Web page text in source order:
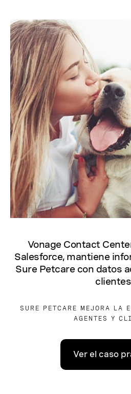
Vonage Contact
Salesforce, mantiene
Sure Petcare con datos
SURE PETCARE MEJORA LA
AGENTES Y
Ver el caso